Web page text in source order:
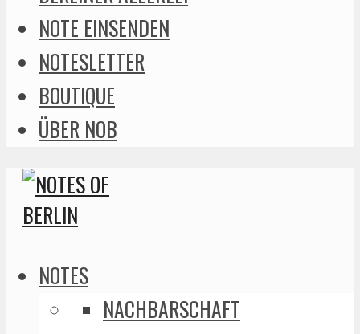
NOTE EINSENDEN
NOTESLETTER
BOUTIQUE
ÜBER NOB
NOTES
NACHBARSCHAFT